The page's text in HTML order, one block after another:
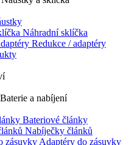
Náhradní sklíčka
Redukce / adaptéry
a nabíjení
Bateriové články
Nabíječky článků
Adaptéry do zásuvky